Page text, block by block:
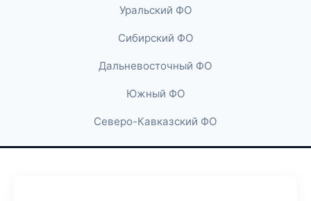
Уральский ФО
Сибирский ФО
Дальневосточный ФО
Южный ФО
Северо-Кавказский ФО